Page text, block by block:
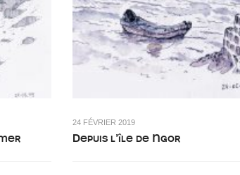
24 FÉVRIER 2019
Depuis l’île de Ngor